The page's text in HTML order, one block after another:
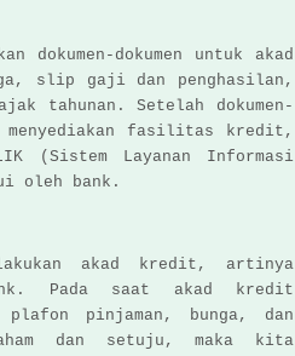
dokumen untuk akad
slip gaji dan penghasilan,
tahunan. Setelah dokumen-
menyediakan fasilitas kredit,
(Sistem Layanan Informasi
oleh bank.
akad kredit, artinya
Pada saat akad kredit
plafon pinjaman, bunga, dan
dan setuju, maka kita